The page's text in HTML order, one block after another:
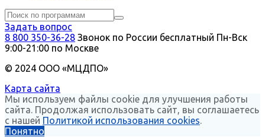
Задать вопрос
8 800 350-36-28 Звонок по России бесплатный Пн-Вск
9:00-21:00 по Москве
© 2024 ООО «МЦДПО»
Карта сайта
Мы используем файлы cookie для улучшения работы
сайта. Продолжая использовать сайт, вы соглашаетесь
с нашей Политикой использования cookies.
Понятно